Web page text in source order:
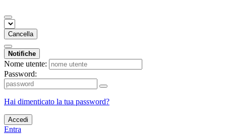
Cancella
Notifiche
Nome utente:
Password:
Hai dimenticato la tua password?
Accedi
Entra